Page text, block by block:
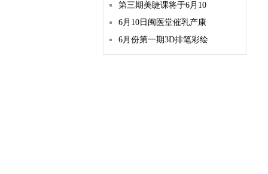
第三期美睫课将于6月10
6月10日闽医堂催乳产康
6月份第一期3D排笔彩绘